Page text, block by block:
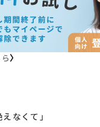
なくて」